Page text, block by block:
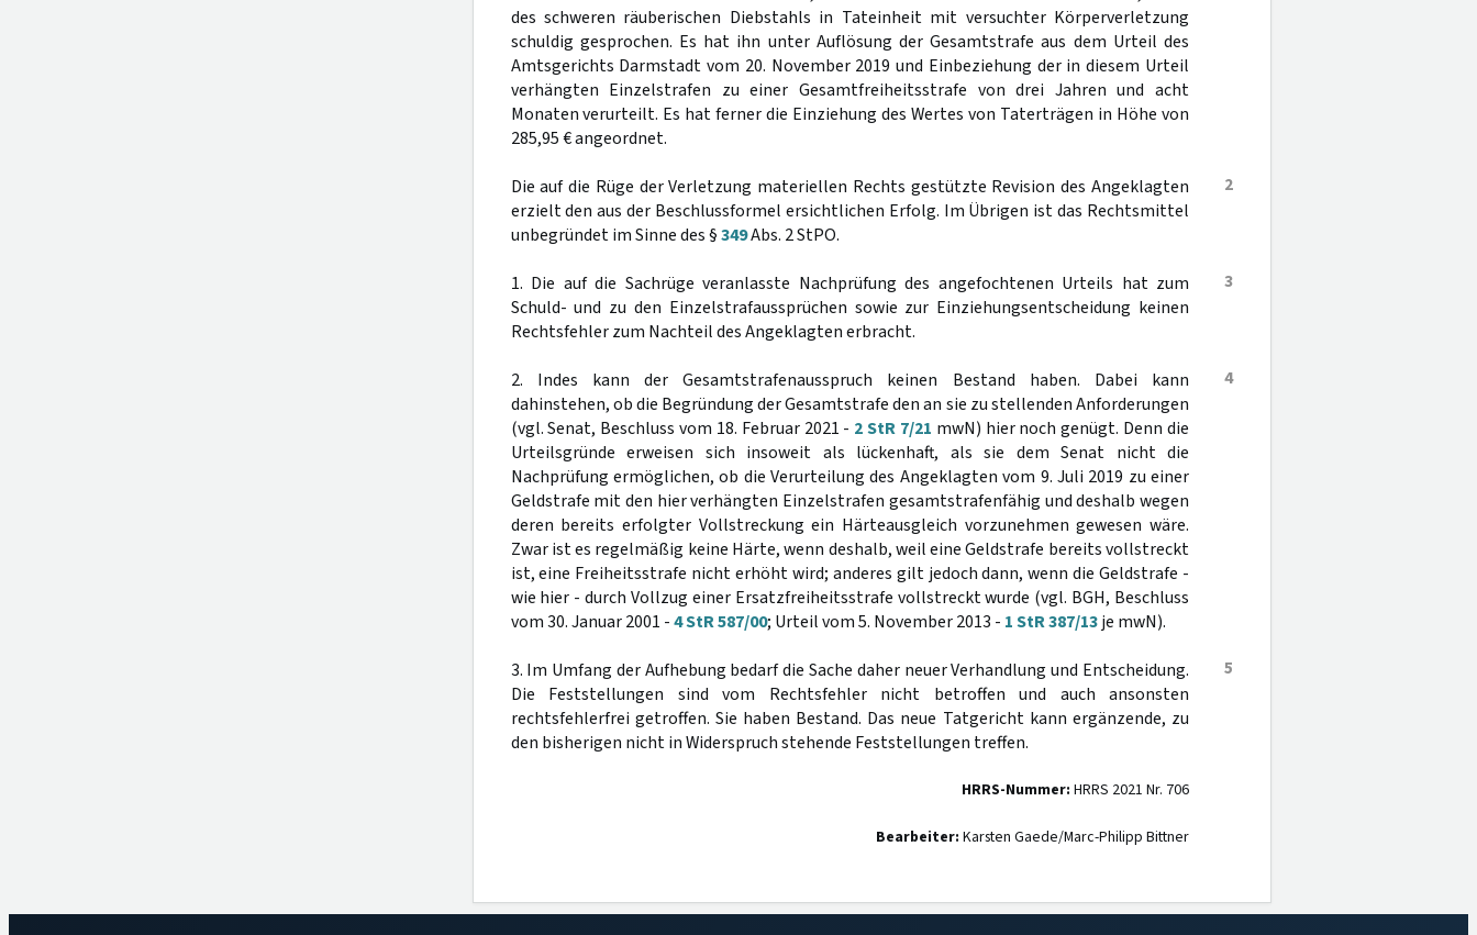
des schweren räuberischen Diebstahls in Tateinheit mit versuchter Körperverletzung
schuldig gesprochen. Es hat ihn unter Auflösung der Gesamtstrafe aus dem Urteil des
Amtsgerichts Darmstadt vom 20. November 2019 und Einbeziehung der in diesem Urteil
verhängten Einzelstrafen zu einer Gesamtfreiheitsstrafe von drei Jahren und acht
Monaten verurteilt. Es hat ferner die Einziehung des Wertes von Taterträgen in Höhe von
285,95 € angeordnet.
2
Die auf die Rüge der Verletzung materiellen Rechts gestützte Revision des Angeklagten
erzielt den aus der Beschlussformel ersichtlichen Erfolg. Im Übrigen ist das Rechtsmittel
unbegründet im Sinne des §349Abs. 2 StPO.
3
1. Die auf die Sachrüge veranlasste Nachprüfung des angefochtenen Urteils hat zum
Schuld- und zu den Einzelstrafaussprüchen sowie zur Einziehungsentscheidung keinen
Rechtsfehler zum Nachteil des Angeklagten erbracht.
4
2. Indes kann der Gesamtstrafenausspruch keinen Bestand haben. Dabei kann
dahinstehen, ob die Begründung der Gesamtstrafe den an sie zu stellenden Anforderungen
(vgl. Senat, Beschluss vom 18. Februar 2021 - 2 StR 7/21 mwN) hier noch genügt. Denn die
Urteilsgründe erweisen sich insoweit als lückenhaft, als sie dem Senat nicht die
Nachprüfung ermöglichen, ob die Verurteilung des Angeklagten vom 9. Juli 2019 zu einer
Geldstrafe mit den hier verhängten Einzelstrafen gesamtstrafenfähig und deshalb wegen
deren bereits erfolgter Vollstreckung ein Härteausgleich vorzunehmen gewesen wäre.
Zwar ist es regelmäßig keine Härte, wenn deshalb, weil eine Geldstrafe bereits vollstreckt
ist, eine Freiheitsstrafe nicht erhöht wird; anderes gilt jedoch dann, wenn die Geldstrafe -
wie hier - durch Vollzug einer Ersatzfreiheitsstrafe vollstreckt wurde (vgl. BGH, Beschluss
vom 30. Januar 2001 -4 StR 587/00; Urteil vom 5. November 2013 - 1 StR 387/13je mwN).
5
3. Im Umfang der Aufhebung bedarf die Sache daher neuer Verhandlung und Entscheidung.
Die Feststellungen sind vom Rechtsfehler nicht betroffen und auch ansonsten
rechtsfehlerfrei getroffen. Sie haben Bestand. Das neue Tatgericht kann ergänzende, zu
den bisherigen nicht in Widerspruch stehende Feststellungen treffen.
HRRS-Nummer: HRRS 2021 Nr. 706
Bearbeiter: Karsten Gaede/Marc-Philipp Bittner